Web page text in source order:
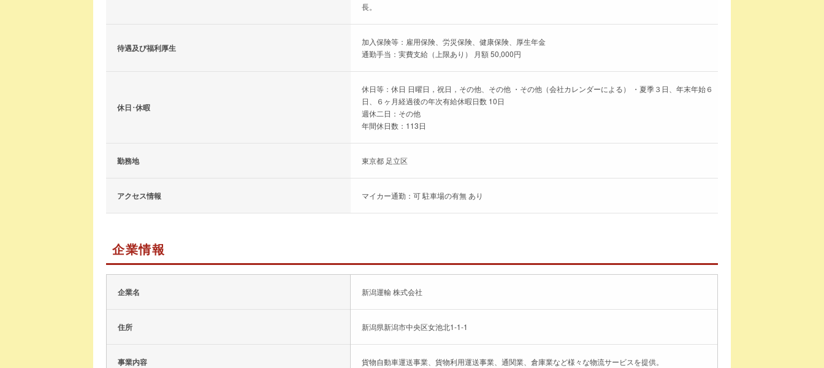
長。
待遇及び福利厚生
加入保険等：雇用保険、労災保険、健康保険、厚生年金
通勤手当：実費支給（上限あり） 月額 50,000円
休日･休暇
休日等：休日 日曜日，祝日，その他、その他 ・その他（会社カレンダーによる） ・夏季３日、年末年始６
日、６ヶ月経過後の年次有給休暇日数 10日
週休二日：その他
年間休日数：113日
勤務地 東京都 足立区
アクセス情報 マイカー通勤：可 駐車場の有無 あり
企業情報
企業名 新潟運輸 株式会社
住所 新潟県新潟市中央区女池北1-1-1
事業内容 貨物自動車運送事業、貨物利用運送事業、通関業、倉庫業など様々な物流サービスを提供。